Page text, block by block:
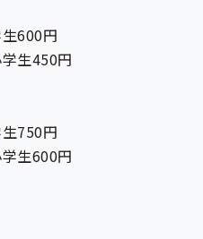
600円
生450円
750円
生600円